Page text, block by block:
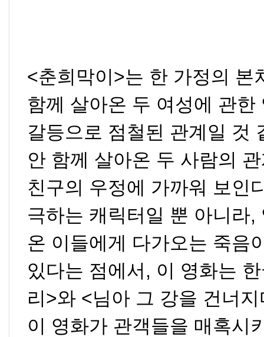
<춘희막이 >는 한 가정의 본
함께 살아온 두 여성에 관한
갈등으로 점철된 관계일 것
안 함께 살아온 두 사람의
친구의 우정에 가까워 보인
극하는 캐릭터일 뿐 아니라,
온 이들에게 다가오는 죽음
있다는 점에서, 이 영화는
리 >와 <님아 그 강을 건너
이 영화가 관객들을 매혹시